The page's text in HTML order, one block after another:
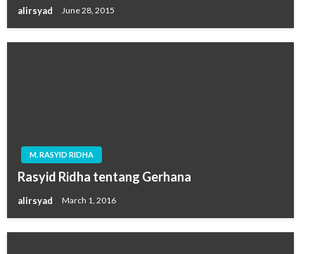
alirsyad June 28, 2015
M. RASYID RIDHA
Rasyid Ridha tentang Gerhana
alirsyad March 1, 2016